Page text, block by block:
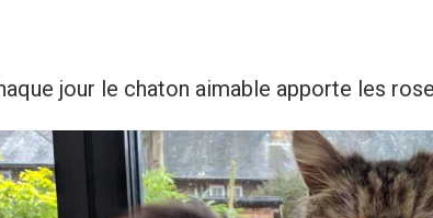
jour le chaton aimable apporte les